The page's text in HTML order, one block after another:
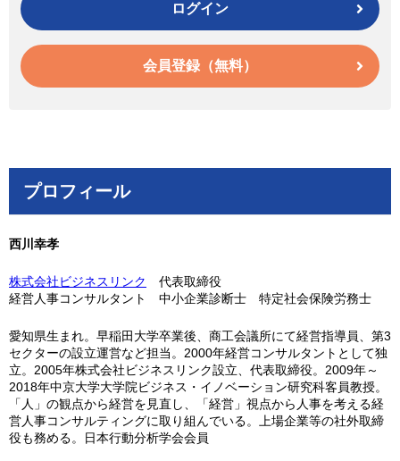
ログイン
会員登録（無料）
プロフィール
西川幸孝
株式会社ビジネスリンク
代表取締役
経営人事コンサルタント 中小企業診断士 特定社会保険労務士
愛知県生まれ。早稲田大学卒業後、商工会議所にて経営指導員、第3
セクターの設立運営など担当。2000年経営コンサルタントとして独
立。2005年株式会社ビジネスリンク設立、代表取締役。2009年～
2018年中京大学大学院ビジネス・イノベーション研究科客員教授。
「人」の観点から経営を見直し、「経営」視点から人事を考える経
営人事コンサルティングに取り組んでいる。上場企業等の社外取締
役も務める。日本行動分析学会会員